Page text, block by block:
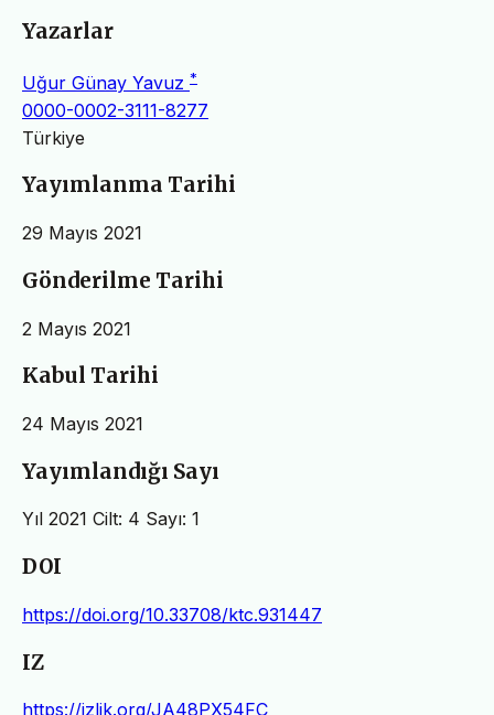
Yazarlar
Uğur Günay Yavuz *
0000-0002-3111-8277
Türkiye
Yayımlanma Tarihi
29 Mayıs 2021
Gönderilme Tarihi
2 Mayıs 2021
Kabul Tarihi
24 Mayıs 2021
Yayımlandığı Sayı
Yıl 2021 Cilt: 4 Sayı: 1
DOI
https://doi.org/10.33708/ktc.931447
IZ
https://izlik.org/JA48PX54FC